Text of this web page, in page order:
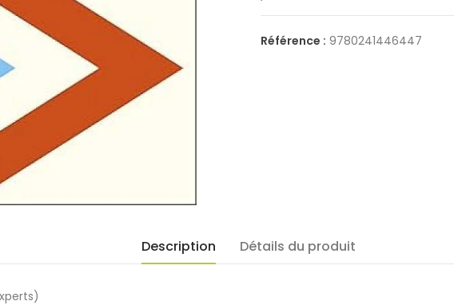
Référence : 9780241446447
Description Détails du produit